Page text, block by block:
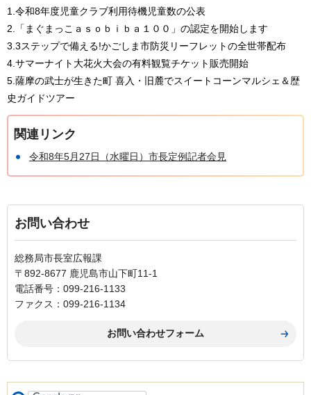
1.令和8年度児童クラブ利用待機児童数の公表
2.「まぐまっこａｓｏｂｉｂａ１００」の認定を開始します
3.3ステップで備える!かごしま市防災リーフレットの全世帯配布
4.サマーナイト大花火大会の有料観覧チケット販売開始
5.薩摩の武士が生きた町 喜入・旧麓でスイートコーンマルシェ＆歴
史ガイドツアー
関連リンク
令和8年5月27日（水曜日）市長定例記者会見
お問い合わせ
総務局市長室広報課
〒892-8677 鹿児島市山下町11-1
電話番号：099-216-1133
ファクス：099-216-1134